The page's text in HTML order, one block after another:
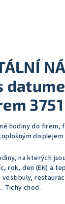
3751
hodiny do
displejem
na kterých
rok, den (EN) a
Tichý chod.